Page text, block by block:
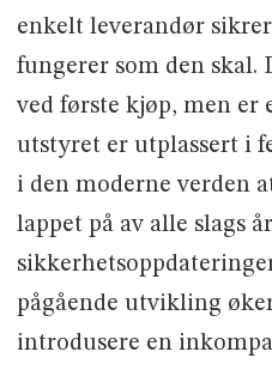
enkelt leverandør
fungerer som den skal.
ved første kjøp, men er
utstyret er utplassert i
i den moderne verden
lappet på av alle slags
pågående utvikling
introdusere en